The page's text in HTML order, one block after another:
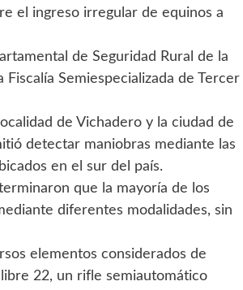
el ingreso irregular de equinos a
de Seguridad Rural de la
Semiespecializada de Tercer
de Vichadero y la ciudad de
detectar maniobras mediante las
en el sur del país.
que la mayoría de los
diferentes modalidades, sin
elementos considerados de
22, un rifle semiautomático